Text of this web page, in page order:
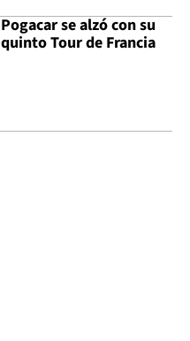
Pogacar se alzó con su
quinto Tour de Francia